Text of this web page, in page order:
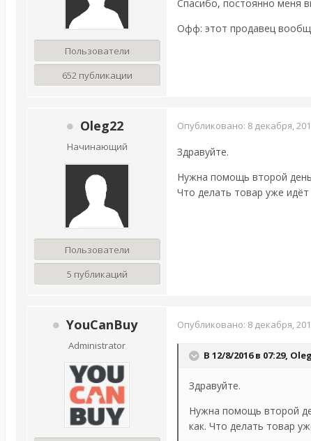
Пользователи
652 публикации
Спасибо, постоянно меня
Офф: этот продавец
Oleg22
Начинающий
Пользователи
5 публикаций
Опубликовано: 8 декабря,
Здравуйте.
Нужна помощь второй
Что делать товар уже
YouCanBuy
Administrator
Опубликовано: 8 декабря,
В 12/8/2016 в 07:29,
Здравуйте.
Нужна помощь второй
как. Что делать товар